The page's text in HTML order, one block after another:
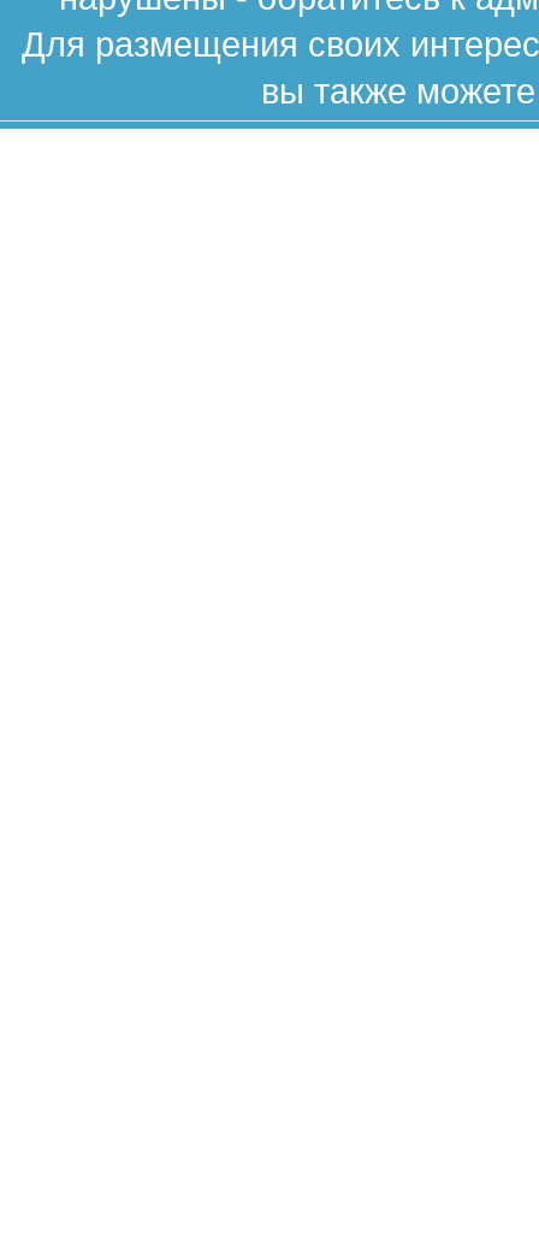
Для размещения своих
вы также